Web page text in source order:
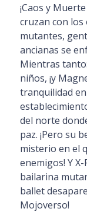
¡Caos y
cruzan con los
mutantes,
ancianas se
Mientras
niños, ¡y
tranquilidad
del norte
paz. ¡Pero su
misterio en el
enemigos! Y
bailarina
ballet
Mojoverso!